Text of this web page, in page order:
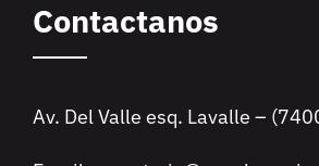
Contactanos
Av. Del Valle esq. Lavalle –